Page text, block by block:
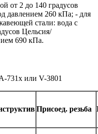
от 2 до 140 градусов
давлением 260 кПа; - для
стали: вода с
Цельсия/
690 кПа.
731x или V-3801
Присоед. резьба